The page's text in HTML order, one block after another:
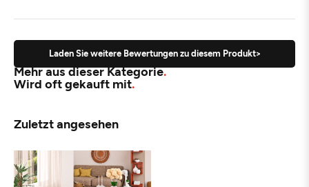
Laden Sie weitere Bewertungen zu diesem Produkt>
Mehr aus dieser Kategorie
Wird oft gekauft mit
Zuletzt angesehen